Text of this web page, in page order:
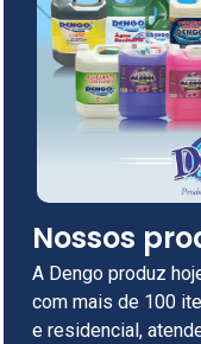
Nossos
A Dengo produz
com mais de 100
e residencial,